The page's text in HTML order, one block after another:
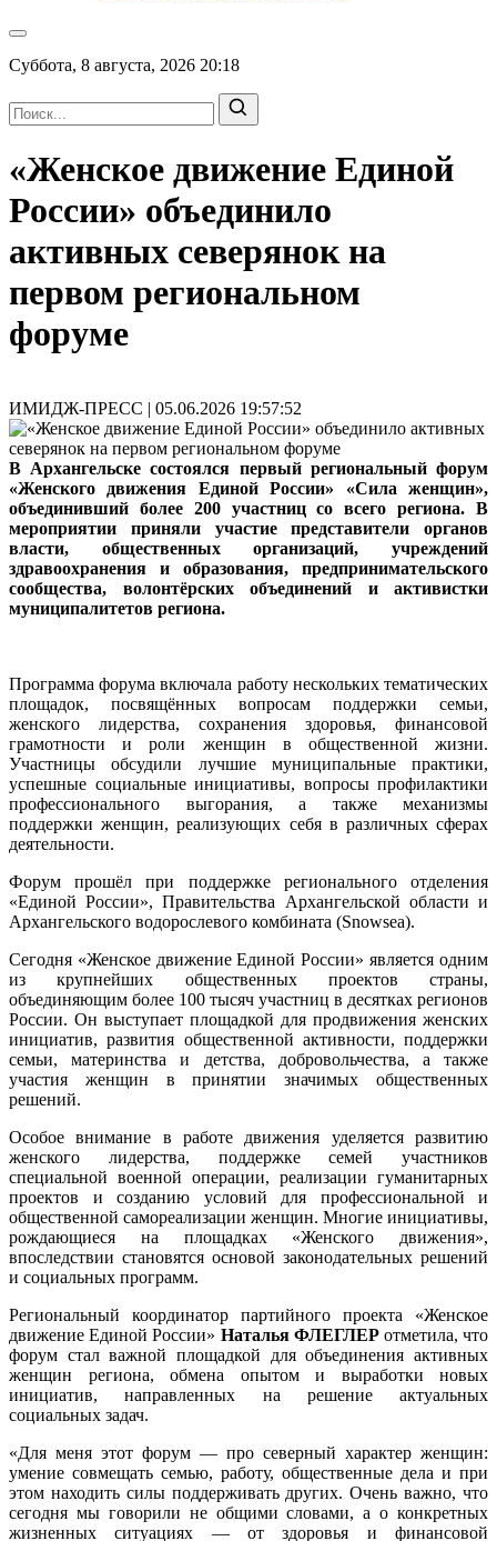
Суббота, 8 августа, 2026 20:18
«Женское движение Единой
России» объединило
активных северянок на
первом региональном
форуме
ИМИДЖ-ПРЕСС | 05.06.2026 19:57:52
В Архангельске состоялся первый региональный форум
«Женского движения Единой России» «Сила женщин»,
объединивший более 200 участниц со всего региона. В
мероприятии приняли участие представители органов
власти, общественных организаций, учреждений
здравоохранения и образования, предпринимательского
сообщества, волонтёрских объединений и активистки
муниципалитетов региона.
Программа форума включала работу нескольких тематических
площадок, посвящённых вопросам поддержки семьи,
женского лидерства, сохранения здоровья, финансовой
грамотности и роли женщин в общественной жизни.
Участницы обсудили лучшие муниципальные практики,
успешные социальные инициативы, вопросы профилактики
профессионального выгорания, а также механизмы
поддержки женщин, реализующих себя в различных сферах
деятельности.
Форум прошёл при поддержке регионального отделения
«Единой России», Правительства Архангельской области и
Архангельского водорослевого комбината (Snowsea).
Сегодня «Женское движение Единой России» является одним
из крупнейших общественных проектов страны,
объединяющим более 100 тысяч участниц в десятках регионов
России. Он выступает площадкой для продвижения женских
инициатив, развития общественной активности, поддержки
семьи, материнства и детства, добровольчества, а также
участия женщин в принятии значимых общественных
решений.
Особое внимание в работе движения уделяется развитию
женского лидерства, поддержке семей участников
специальной военной операции, реализации гуманитарных
проектов и созданию условий для профессиональной и
общественной самореализации женщин. Многие инициативы,
рождающиеся на площадках «Женского движения»,
впоследствии становятся основой законодательных решений
и социальных программ.
Региональный координатор партийного проекта «Женское
движение Единой России» Наталья ФЛЕГЛЕРотметила, что
форум стал важной площадкой для объединения активных
женщин региона, обмена опытом и выработки новых
инициатив, направленных на решение актуальных
социальных задач.
«Для меня этот форум — про северный характер женщин:
умение совмещать семью, работу, общественные дела и при
этом находить силы поддерживать других. Очень важно, что
сегодня мы говорили не общими словами, а о конкретных
жизненных ситуациях — от здоровья и финансовой